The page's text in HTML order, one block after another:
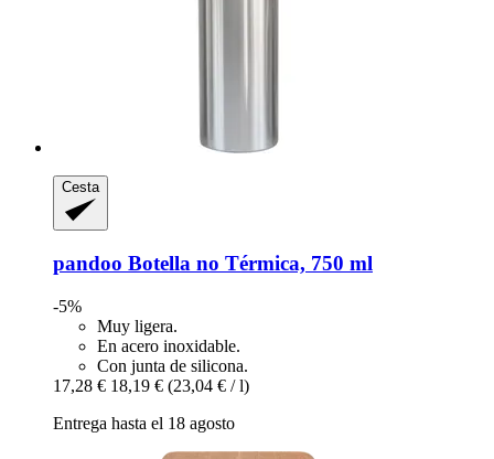
Cesta
pandoo Botella no Térmica, 750 ml
-5%
Muy ligera.
En acero inoxidable.
Con junta de silicona.
17,28 € 18,19 € (23,04 € / l)
Entrega hasta el 18 agosto